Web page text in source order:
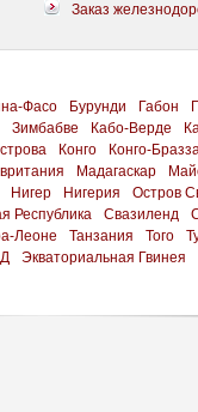
Заказ
Фасо Бурунди Габон
Зимбабве Кабо-Верде
Конго
Конго-
Мадагаскар
Нигер Нигерия
Остров
Республика Свазиленд
Леоне Танзания Того
Экваториальная Гвинея